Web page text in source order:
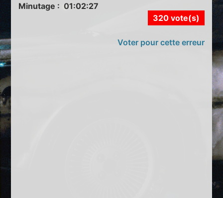
Minutage : 01:02:27
320 vote(s)
Voter pour cette erreur